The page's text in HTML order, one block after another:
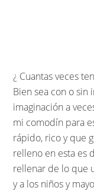
¿ Cuantas veces
Bien sea con o sin
imaginación a
mi comodín para
rápido, rico y que
relleno en esta es
rellenar de lo que
y a los niños y